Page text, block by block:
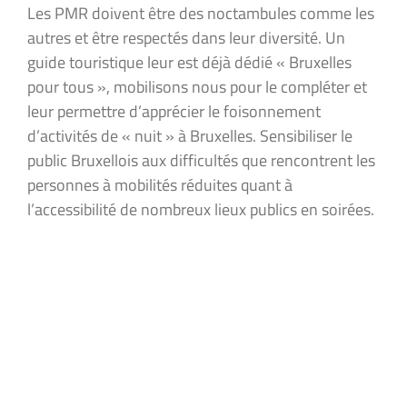
Les PMR doivent être des noctambules comme les
autres et être respectés dans leur diversité. Un
guide touristique leur est déjà dédié « Bruxelles
pour tous », mobilisons nous pour le compléter et
leur permettre d’apprécier le foisonnement
d’activités de « nuit » à Bruxelles. Sensibiliser le
public Bruxellois aux difficultés que rencontrent les
personnes à mobilités réduites quant à
l’accessibilité de nombreux lieux publics en soirées.